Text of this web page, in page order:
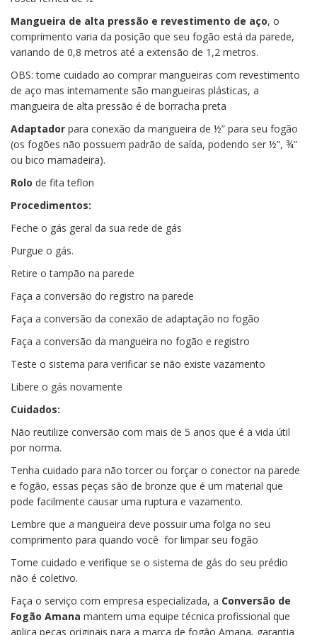
Mangueira de alta pressão e revestimento de aço, o
comprimento varia da posição que seu fogão está da parede,
variando de 0,8 metros até a extensão de 1,2 metros.
OBS: tome cuidado ao comprar mangueiras com revestimento
de aço mas internamente são mangueiras plásticas, a
mangueira de alta pressão é de borracha preta
Adaptador para conexão da mangueira de ½” para seu fogão
(os fogões não possuem padrão de saída, podendo ser ½”, ¾”
ou bico mamadeira).
Rolo de fita teflon
Procedimentos:
Feche o gás geral da sua rede de gás
Purgue o gás.
Retire o tampão na parede
Faça a conversão do registro na parede
Faça a conversão da conexão de adaptação no fogão
Faça a conversão da mangueira no fogão e registro
Teste o sistema para verificar se não existe vazamento
Libere o gás novamente
Cuidados:
Não reutilize conversão com mais de 5 anos que é a vida útil
por norma.
Tenha cuidado para não torcer ou forçar o conector na parede
e fogão, essas peças são de bronze que é um material que
pode facilmente causar uma ruptura e vazamento.
Lembre que a mangueira deve possuir uma folga no seu
comprimento para quando você for limpar seu fogão
Tome cuidado e verifique se o sistema de gás do seu prédio
não é coletivo.
Faça o serviço com empresa especializada, a Conversão de
Fogão Amana mantem uma equipe técnica profissional que
aplica peças originais para a marca de fogão Amana, garantia